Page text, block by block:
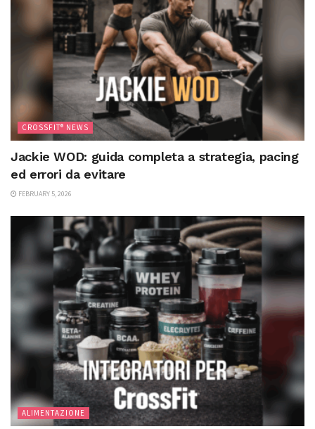
CROSSFIT® NEWS
Jackie WOD: guida completa a strategia, pacing
ed errori da evitare
FEBRUARY 5, 2026
ALIMENTAZIONE